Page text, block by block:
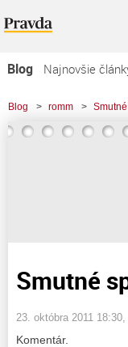
Blog
Najnovšie
Najčítanejšie články
Najkomentovanejšie
Blog > romm >
Smutné
23. októbra 2011 18:30
Komentár.